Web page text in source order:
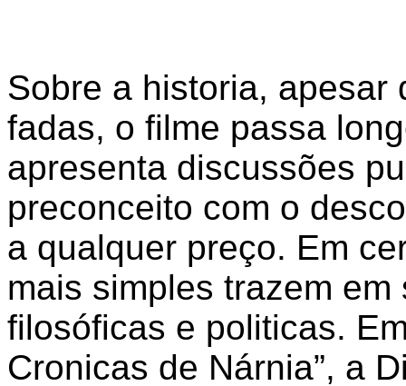
Sobre a historia, apesar
fadas, o filme passa
apresenta discussões
preconceito com o
a qualquer preço. Em
mais simples trazem
filosóficas e politicas.
Cronicas de Nárnia”, a